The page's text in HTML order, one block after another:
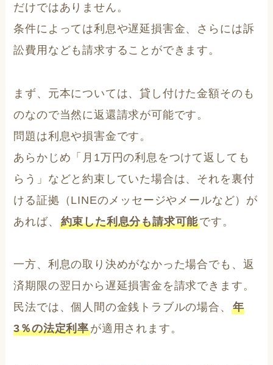
だけではありません。
条件によっては利息や遅延損害金、さらには訴
訟費用なども請求することができます。
まず、元本については、貸し付けた金額そのも
のなので当然に返還請求が可能です。
問題は利息や損害金です。
あらかじめ「月1万円の利息をつけて返しても
らう」などと約束していた場合は、それを裏付
ける証拠（LINEのメッセージやメールなど）が
あれば、 約束した利息分も請求可能です。
一方、利息の取り決めがなかった場合でも、返
済期限の翌日から遅延損害金を請求できます。
民法では、個人間の金銭トラブルの場合、 年
3％の法定利率が適用されます。